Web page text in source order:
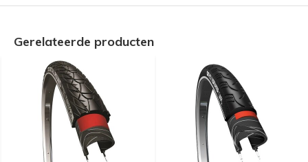
Gerelateerde producten